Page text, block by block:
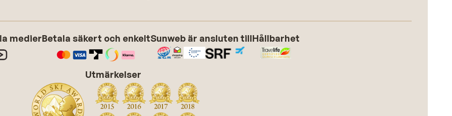
medierBetala säkert och enkeltSunweb är ansluten tillHållbarhet
Utmärkelser